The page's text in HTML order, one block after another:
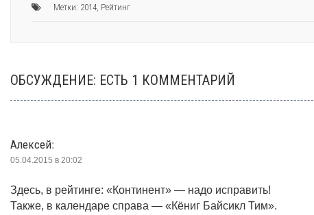
Метки: 2014, Рейтинг
ОБСУЖДЕНИЕ: ЕСТЬ 1 КОММЕНТАРИЙ
Алексей:
05.04.2015 в 20:02
Здесь, в рейтинге: «Континент» — надо исправить!
Также, в календаре справа — «Кёниг Байсикл Тим».